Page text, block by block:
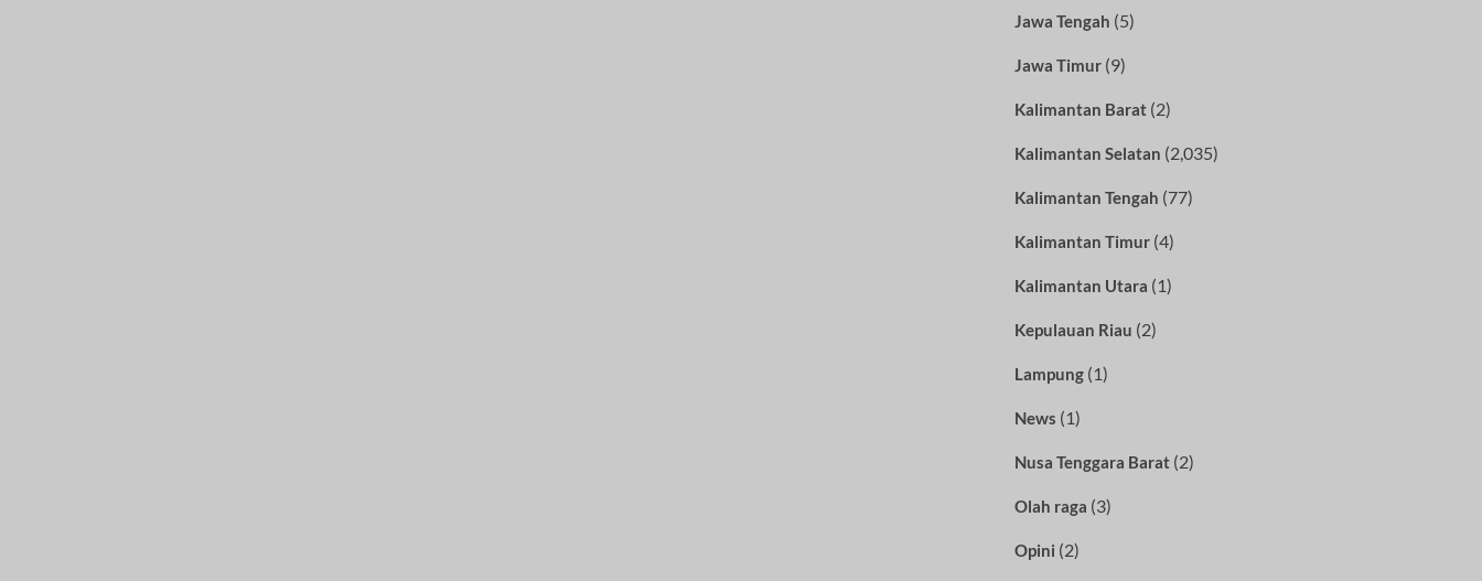
Jawa Tengah (5)
Jawa Timur(9)
Kalimantan Barat(2)
Kalimantan Selatan (2,035)
Kalimantan Tengah (77)
Kalimantan Timur(4)
Kalimantan Utara (1)
Kepulauan Riau (2)
Lampung(1)
News (1)
Nusa Tenggara Barat(2)
Olah raga (3)
Opini (2)